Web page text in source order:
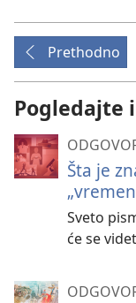
Prethodno
Pogledajte i
Šta je
Sveto
će se